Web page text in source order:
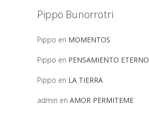
Pippo Bunorrotri
Pippo en MOMENTOS
Pippo en PENSAMIENTO ETERNO
Pippo en LA TIERRA
admin en AMOR PERMITEME